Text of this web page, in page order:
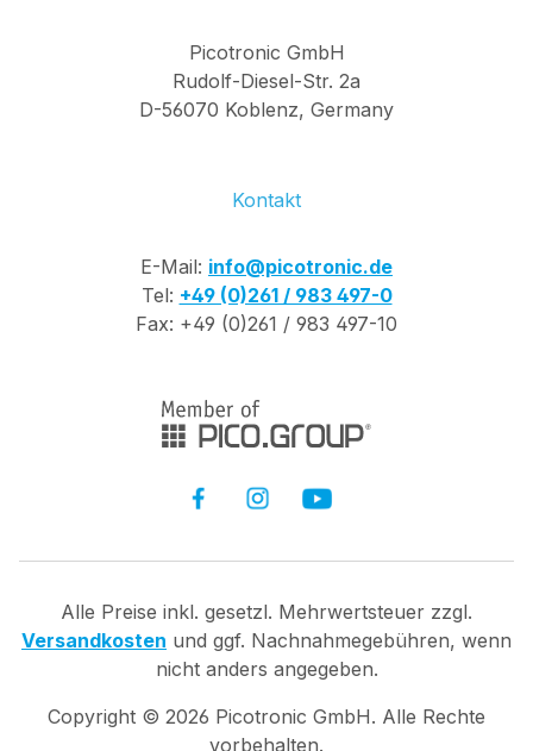
Picotronic GmbH
Rudolf-Diesel-Str. 2a
D-56070 Koblenz, Germany
Kontakt
E-Mail: info@picotronic.de
Tel: +49 (0)261 / 983 497-0
Fax: +49 (0)261 / 983 497-10
Alle Preise inkl. gesetzl. Mehrwertsteuer zzgl.
Versandkosten und ggf. Nachnahmegebühren, wenn
nicht anders angegeben.
Copyright © 2026 Picotronic GmbH. Alle Rechte
vorbehalten.